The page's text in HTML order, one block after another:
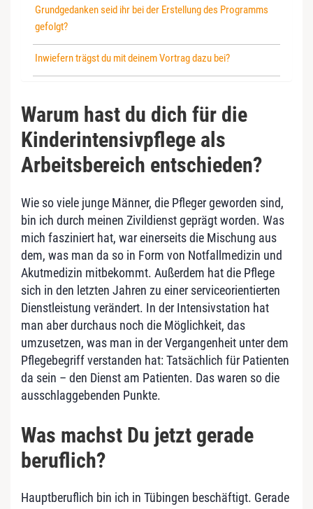
Grundgedanken seid ihr bei der Erstellung des Programms
gefolgt?
Inwiefern trägst du mit deinem Vortrag dazu bei?
Warum hast du dich für die
Kinderintensivpflege als
Arbeitsbereich entschieden?
Wie so viele junge Männer, die Pfleger geworden sind,
bin ich durch meinen Zivildienst geprägt worden. Was
mich fasziniert hat, war einerseits die Mischung aus
dem, was man da so in Form von Notfallmedizin und
Akutmedizin mitbekommt. Außerdem hat die Pflege
sich in den letzten Jahren zu einer serviceorientierten
Dienstleistung verändert. In der Intensivstation hat
man aber durchaus noch die Möglichkeit, das
umzusetzen, was man in der Vergangenheit unter dem
Pflegebegriff verstanden hat: Tatsächlich für Patienten
da sein – den Dienst am Patienten. Das waren so die
ausschlaggebenden Punkte.
Was machst Du jetzt gerade
beruflich?
Hauptberuflich bin ich in Tübingen beschäftigt. Gerade